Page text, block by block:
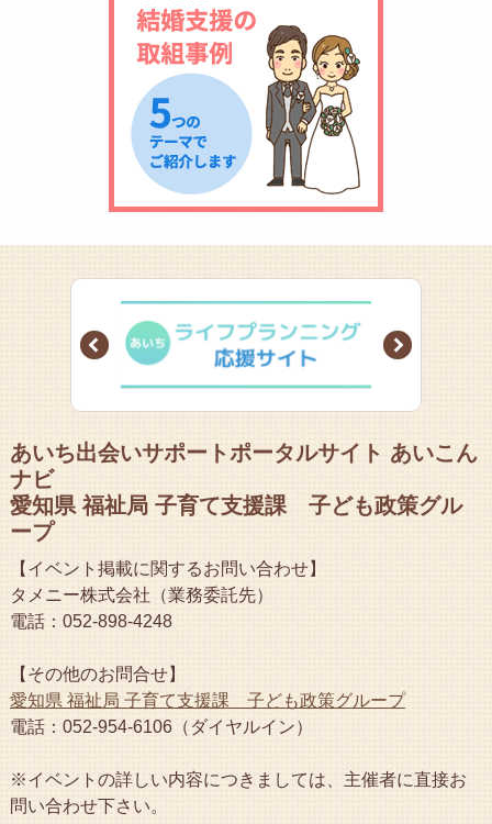
Prev Next
あいち出会いサポートポータルサイト あいこん
ナビ
愛知県 福祉局 子育て支援課 子ども政策グル
ープ
【イベント掲載に関するお問い合わせ】
タメニー株式会社（業務委託先）
電話：052-898-4248
【その他のお問合せ】
愛知県 福祉局 子育て支援課 子ども政策グループ
電話：052-954-6106（ダイヤルイン）
※イベントの詳しい内容につきましては、主催者に直接お
問い合わせ下さい。